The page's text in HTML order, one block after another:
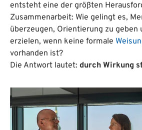
entsteht eine der größten
Zusammenarbeit: Wie gelingt es,
überzeugen, Orientierung zu geben
erzielen, wenn keine formale
vorhanden ist?
Die Antwort lautet: durch Wirkung